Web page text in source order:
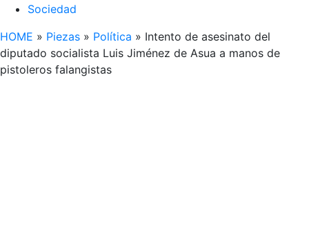
Sociedad
HOME » Piezas » Política » Intento de asesinato del
diputado socialista Luis Jiménez de Asua a manos de
pistoleros falangistas